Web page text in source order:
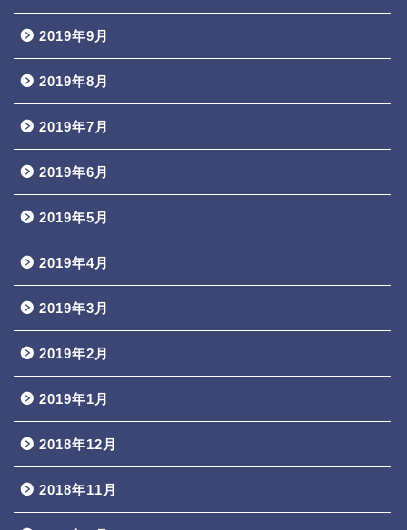
2019年9月
2019年8月
2019年7月
2019年6月
2019年5月
2019年4月
2019年3月
2019年2月
2019年1月
2018年12月
2018年11月